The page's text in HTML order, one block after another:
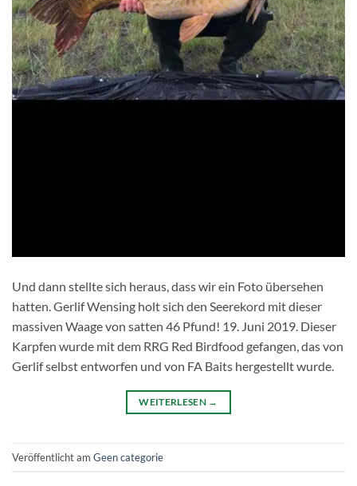
Und dann stellte sich heraus, dass wir ein Foto übersehen
hatten. Gerlif Wensing holt sich den Seerekord mit dieser
massiven Waage von satten 46 Pfund! 19. Juni 2019. Dieser
Karpfen wurde mit dem RRG Red Birdfood gefangen, das von
Gerlif selbst entworfen und von FA Baits hergestellt wurde.
WEITERLESEN →
Veröffentlicht am Geen categorie